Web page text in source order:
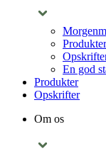
Produkter
En god
Produkter
Opskrifter
Om os